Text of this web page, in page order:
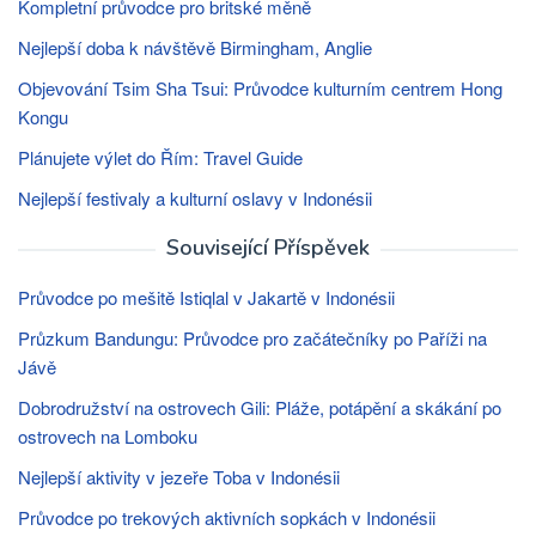
Kompletní průvodce pro britské měně
Nejlepší doba k návštěvě Birmingham, Anglie
Objevování Tsim Sha Tsui: Průvodce kulturním centrem Hong
Kongu
Plánujete výlet do Řím: Travel Guide
Nejlepší festivaly a kulturní oslavy v Indonésii
Související Příspěvek
Průvodce po mešitě Istiqlal v Jakartě v Indonésii
Průzkum Bandungu: Průvodce pro začátečníky po Paříži na
Jávě
Dobrodružství na ostrovech Gili: Pláže, potápění a skákání po
ostrovech na Lomboku
Nejlepší aktivity v jezeře Toba v Indonésii
Průvodce po trekových aktivních sopkách v Indonésii